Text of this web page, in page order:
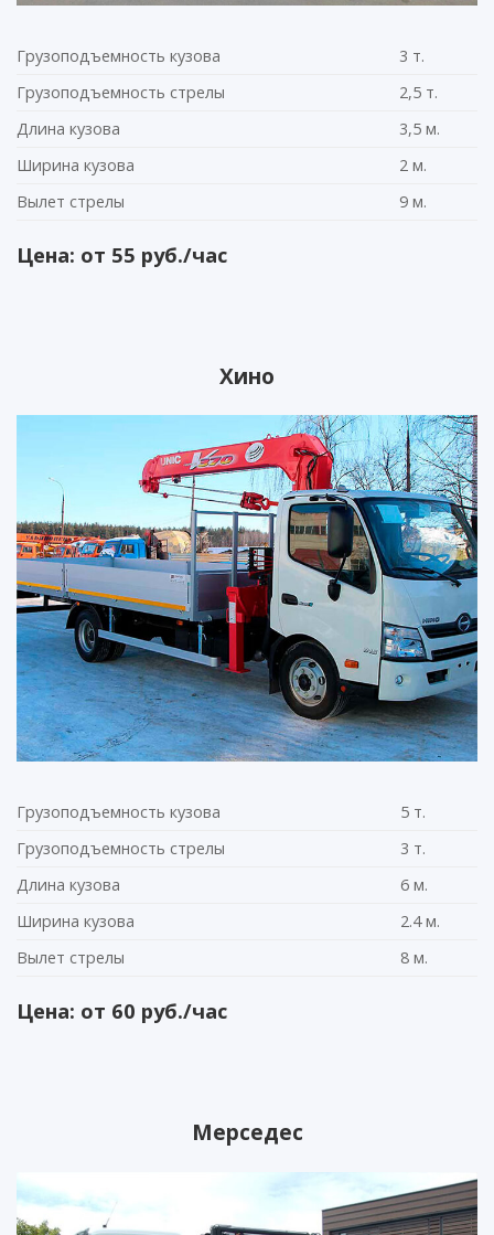
Грузоподъемность кузова
3 т.
Грузоподъемность стрелы
2,5 т.
Длина кузова
3,5 м.
Ширина кузова
2 м.
Вылет стрелы
9 м.
Цена: от 55 руб./час
Хино
Грузоподъемность кузова
5 т.
Грузоподъемность стрелы
3 т.
Длина кузова
6 м.
Ширина кузова
2.4 м.
Вылет стрелы
8 м.
Цена: от 60 руб./час
Мерседес